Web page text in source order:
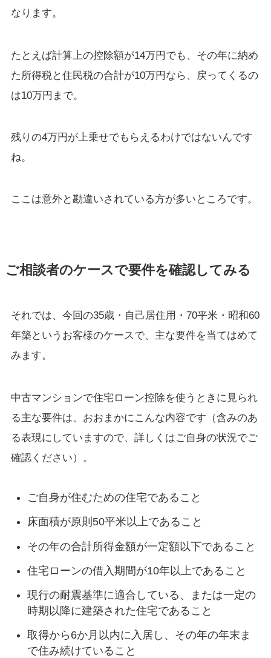
なります。
たとえば計算上の控除額が14万円でも、その年に納め
た所得税と住民税の合計が10万円なら、戻ってくるの
は10万円まで。
残りの4万円が上乗せでもらえるわけではないんです
ね。
ここは意外と勘違いされている方が多いところです。
ご相談者のケースで要件を確認してみる
それでは、今回の35歳・自己居住用・70平米・昭和60
年築というお客様のケースで、主な要件を当てはめて
みます。
中古マンションで住宅ローン控除を使うときに見られ
る主な要件は、おおまかにこんな内容です（含みのあ
る表現にしていますので、詳しくはご自身の状況でご
確認ください）。
ご自身が住むための住宅であること
床面積が原則50平米以上であること
その年の合計所得金額が一定額以下であること
住宅ローンの借入期間が10年以上であること
現行の耐震基準に適合している、または一定の
時期以降に建築された住宅であること
取得から6か月以内に入居し、その年の年末ま
で住み続けていること